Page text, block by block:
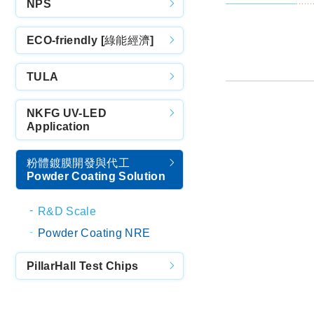
NPS
ECO-friendly [綠能經濟]
TULA
NKFG UV-LED
Application
粉體鍍膜開發與代工
Powder Coating Solution
R&D Scale
Powder Coating NRE
PillarHall Test Chips